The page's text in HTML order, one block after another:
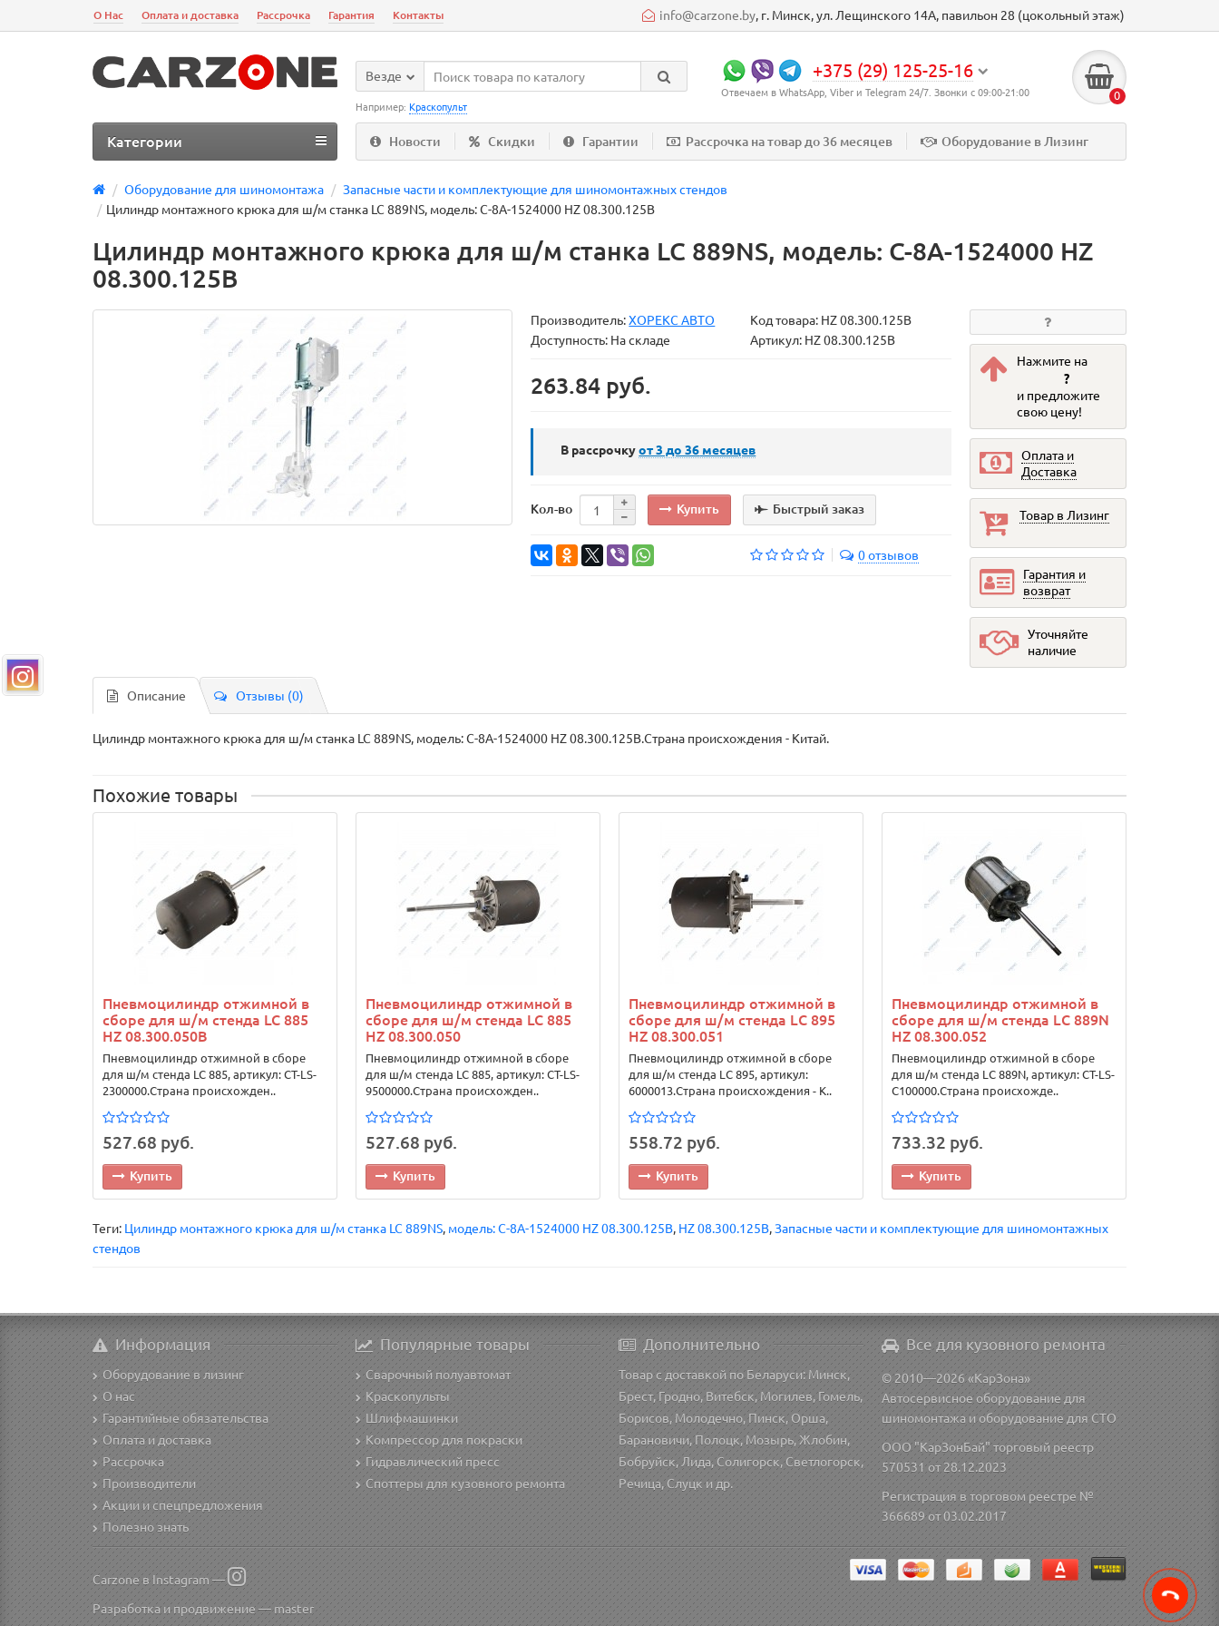
О Нас Оплата и доставка Рассрочка Гарантия Контакты info@carzone.by, г. Минск, ул. Лещинского 14А, павильон 28 (цокольный этаж)
+375 (29) 125-25-16
Отвечаем в WhatsApp, Viber и Telegram 24/7. Звонки с 09:00-21:00 0
Везде
Например: Краскопульт
Новости Скидки Гарантии Рассрочка на товар до 36 месяцев Оборудование в Лизинг
Категории
Оборудование для шиномонтажа
Запасные части и комплектующие для шиномонтажных стендов
Цилиндр монтажного крюка для ш/м станка LC 889NS, модель: C-8A-1524000 HZ 08.300.125B
Цилиндр монтажного крюка для ш/м станка LC 889NS, модель: C-8A-1524000 HZ
08.300.125B
Производитель:ХОРЕКС АВТО Код товара: HZ 08.300.125B
Доступность: На складе
Артикул: HZ 08.300.125B
263.84 руб.
В рассрочкуот 3 до 36 месяцев
Кол-во Купить Быстрый заказ
0 отзывов
Нажмите на
?
и предложите
свою цену!
Оплата и
Доставка
Товар в Лизинг
Гарантия и
возврат
Уточняйте
наличие
Описание Отзывы (0)
Цилиндр монтажного крюка для ш/м станка LC 889NS, модель: C-8A-1524000 HZ 08.300.125B.Страна происхождения - Китай.
Похожие товары
Пневмоцилиндр отжимной в
сборе для ш/м стенда LC 885
HZ 08.300.050B
Пневмоцилиндр отжимной в сборе
для ш/м стенда LC 885, артикул: CT-LS-
2300000.Страна происхожден..
527.68 руб.
Купить
Пневмоцилиндр отжимной в
сборе для ш/м стенда LC 885
HZ 08.300.050
Пневмоцилиндр отжимной в сборе
для ш/м стенда LC 885, артикул: CT-LS-
9500000.Страна происхожден..
527.68 руб.
Купить
Пневмоцилиндр отжимной в
сборе для ш/м стенда LС 895
HZ 08.300.051
Пневмоцилиндр отжимной в сборе
для ш/м стенда LС 895, артикул:
6000013.Страна происхождения - К..
558.72 руб.
Купить
Пневмоцилиндр отжимной в
сборе для ш/м стенда LС 889N
HZ 08.300.052
Пневмоцилиндр отжимной в сборе
для ш/м стенда LС 889N, артикул: CT-LS-
C100000.Страна происхожде..
733.32 руб.
Купить
Теги: Цилиндр монтажного крюка для ш/м станка LC 889NS, модель: C-8A-1524000 HZ 08.300.125B, HZ 08.300.125B,Запасные части и комплектующие для шиномонтажных
стендов
Информация
Оборудование в лизинг
О нас
Гарантийные обязательства
Оплата и доставка
Рассрочка
Производители
Акции и спецпредложения
Полезно знать
Популярные товары
Сварочный полуавтомат
Краскопульты
Шлифмашинки
Компрессор для покраски
Гидравлический пресс
Споттеры для кузовного ремонта
Дополнительно
Товар с доставкой по Беларуси: Минск,
Брест, Гродно, Витебск, Могилев, Гомель,
Борисов, Молодечно, Пинск, Орша,
Барановичи, Полоцк, Мозырь, Жлобин,
Бобруйск, Лида, Солигорск, Светлогорск,
Речица, Слуцк и др.
Все для кузовного ремонта
© 2010—2026 «КарЗона»
Автосервисное оборудование для
шиномонтажа и оборудование для СТО
ООО "КарЗонБай" торговый реестр
570531 от 28.12.2023
Регистрация в торговом реестре №
366689 от 03.02.2017
Carzone в Instagram —
Разработка и продвижение —master